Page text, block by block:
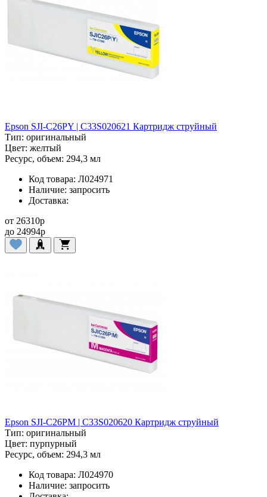
Epson SJI-C26PY | C33S020621 Картридж струйный
Тип: оригинальный
Цвет: желтый
Ресурс, объем: 294,3 мл
Код товара: Л024971
Наличие: запросить
Доставка:
от 26310p
до 24994p
Epson SJI-C26PM | C33S020620 Картридж струйный
Тип: оригинальный
Цвет: пурпурный
Ресурс, объем: 294,3 мл
Код товара: Л024970
Наличие: запросить